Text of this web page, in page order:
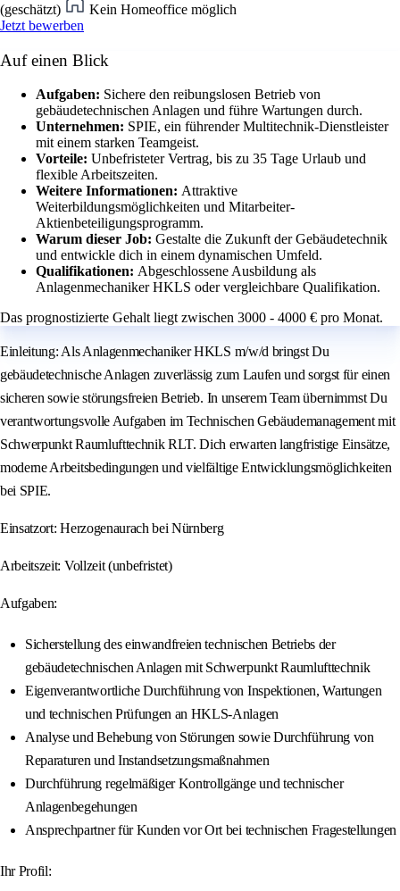
(geschätzt)
Kein Homeoffice möglich
Jetzt bewerben
Auf einen Blick
Aufgaben: Sichere den reibungslosen Betrieb von
gebäudetechnischen Anlagen und führe Wartungen durch.
Unternehmen: SPIE, ein führender Multitechnik-Dienstleister
mit einem starken Teamgeist.
Vorteile: Unbefristeter Vertrag, bis zu 35 Tage Urlaub und
flexible Arbeitszeiten.
Weitere Informationen: Attraktive
Weiterbildungsmöglichkeiten und Mitarbeiter-
Aktienbeteiligungsprogramm.
Warum dieser Job: Gestalte die Zukunft der Gebäudetechnik
und entwickle dich in einem dynamischen Umfeld.
Qualifikationen: Abgeschlossene Ausbildung als
Anlagenmechaniker HKLS oder vergleichbare Qualifikation.
Das prognostizierte Gehalt liegt zwischen 3000 - 4000 € pro Monat.
Einleitung: Als Anlagenmechaniker HKLS m/w/d bringst Du
gebäudetechnische Anlagen zuverlässig zum Laufen und sorgst für einen
sicheren sowie störungsfreien Betrieb. In unserem Team übernimmst Du
verantwortungsvolle Aufgaben im Technischen Gebäudemanagement mit
Schwerpunkt Raumlufttechnik RLT. Dich erwarten langfristige Einsätze,
moderne Arbeitsbedingungen und vielfältige Entwicklungsmöglichkeiten
bei SPIE.
Einsatzort: Herzogenaurach bei Nürnberg
Arbeitszeit: Vollzeit (unbefristet)
Aufgaben:
Sicherstellung des einwandfreien technischen Betriebs der
gebäudetechnischen Anlagen mit Schwerpunkt Raumlufttechnik
Eigenverantwortliche Durchführung von Inspektionen, Wartungen
und technischen Prüfungen an HKLS-Anlagen
Analyse und Behebung von Störungen sowie Durchführung von
Reparaturen und Instandsetzungsmaßnahmen
Durchführung regelmäßiger Kontrollgänge und technischer
Anlagenbegehungen
Ansprechpartner für Kunden vor Ort bei technischen Fragestellungen
Ihr Profil: